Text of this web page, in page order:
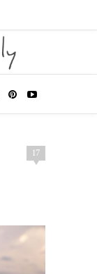
17